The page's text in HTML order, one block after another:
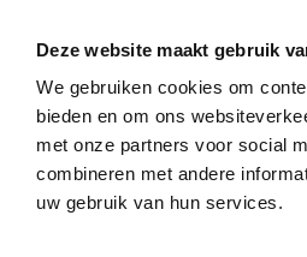
Deze website maakt gebruik
We gebruiken cookies om
bieden en om ons
met onze partners voor social
combineren met andere
uw gebruik van hun services.
meter €9,639 in July 2026